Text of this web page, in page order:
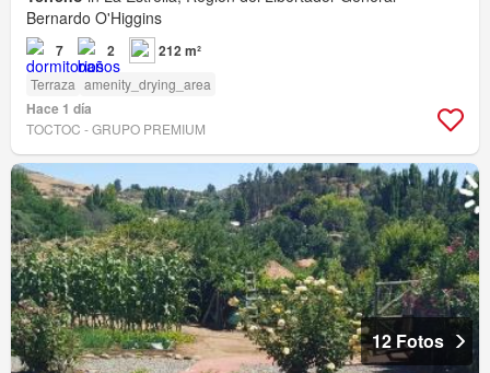
Bernardo O'Higgins
7 2 212 m²
Terraza amenity_drying_area
Hace 1 día
TOCTOC - GRUPO PREMIUM
12 Fotos